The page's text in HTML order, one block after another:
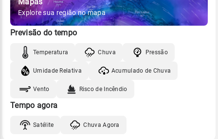
Mapas
Explore sua região no mapa
Previsão do tempo
Temperatura Chuva Pressão
Umidade Relativa Acumulado de Chuva
Vento Risco de Incêndio
Tempo agora
Satélite Chuva Agora